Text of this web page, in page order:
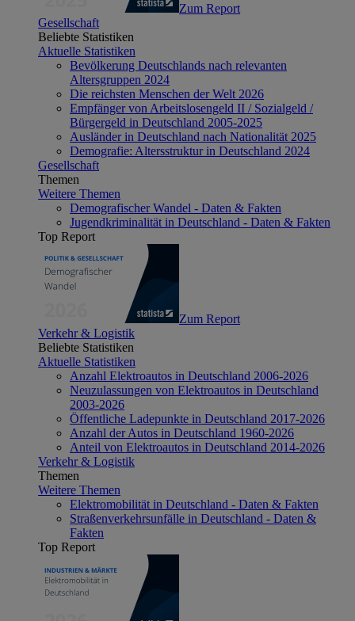
Zum Report
Gesellschaft
Beliebte Statistiken
Aktuelle Statistiken
Bevölkerung Deutschlands nach relevanten
Altersgruppen 2024
Die reichsten Menschen der Welt 2026
Empfänger von Arbeitslosengeld II / Sozialgeld /
Bürgergeld in Deutschland 2005-2025
Ausländer in Deutschland nach Nationalität 2025
Demografie: Altersstruktur in Deutschland 2024
Gesellschaft
Themen
Weitere Themen
Demografischer Wandel - Daten & Fakten
Jugendkriminalität in Deutschland - Daten & Fakten
Top Report
Zum Report
Verkehr & Logistik
Beliebte Statistiken
Aktuelle Statistiken
Anzahl Elektroautos in Deutschland 2006-2026
Neuzulassungen von Elektroautos in Deutschland
2003-2026
Öffentliche Ladepunkte in Deutschland 2017-2026
Anzahl der Autos in Deutschland 1960-2026
Anteil von Elektroautos in Deutschland 2014-2026
Verkehr & Logistik
Themen
Weitere Themen
Elektromobilität in Deutschland - Daten & Fakten
Straßenverkehrsunfälle in Deutschland - Daten &
Fakten
Top Report